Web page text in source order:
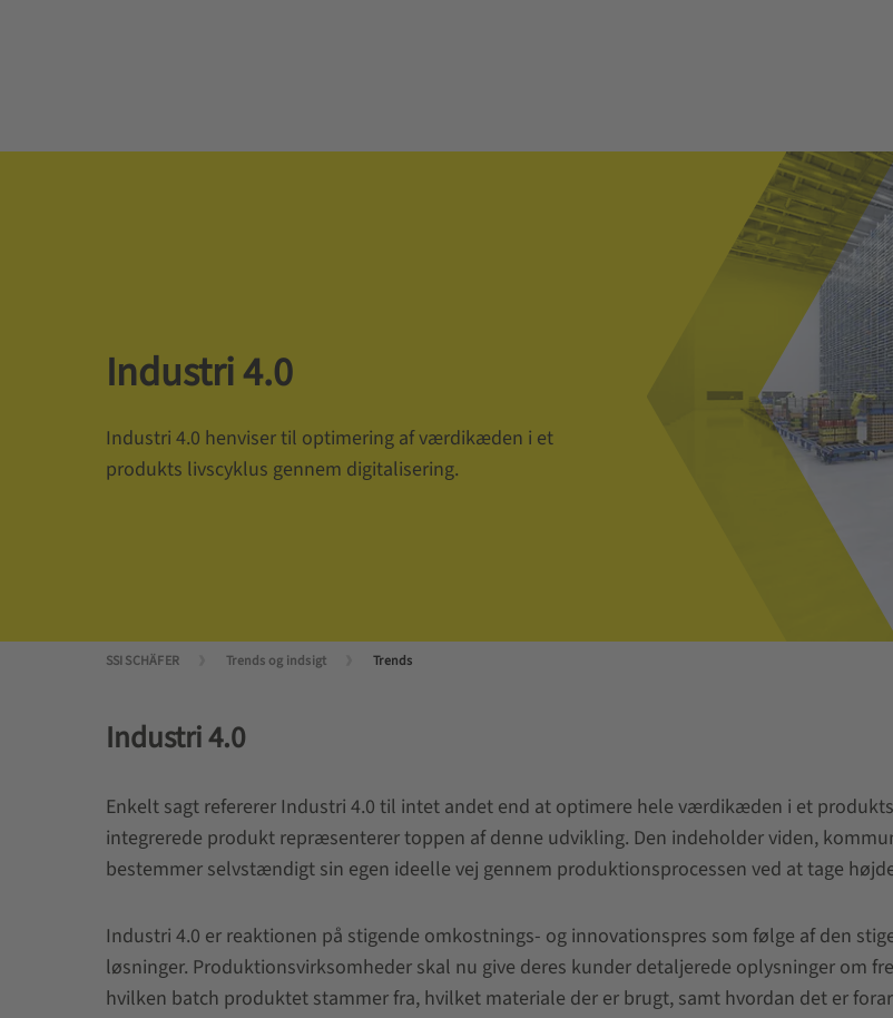
Industri 4.0
Industri 4.0 henviser til optimering af værdikæden i et
produkts livscyklus gennem digitalisering.
SSI SCHÄFER Trends og indsigt Trends
Industri 4.0
Enkelt sagt refererer Industri 4.0 til intet andet end at optimere hele værdikæden i et
integrerede produkt repræsenterer toppen af denne udvikling. Den indeholder viden,
bestemmer selvstændigt sin egen ideelle vej gennem produktionsprocessen ved at tage
Industri 4.0 er reaktionen på stigende omkostnings- og innovationspres som følge af den
løsninger. Produktionsvirksomheder skal nu give deres kunder detaljerede oplysninger om
hvilken batch produktet stammer fra, hvilket materiale der er brugt, samt hvordan det er